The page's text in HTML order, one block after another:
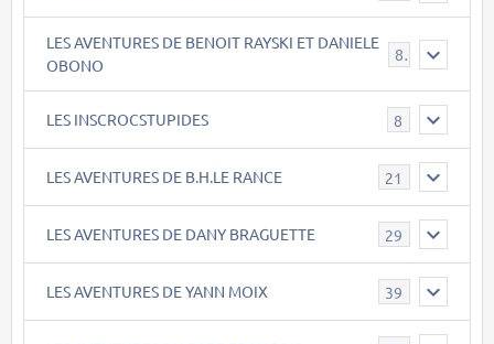
LES AVENTURES DE BENOIT RAYSKI ET DANIELE
OBONO
8
LES INSCROCSTUPIDES 8
LES AVENTURES DE B.H.LE RANCE 21
LES AVENTURES DE DANY BRAGUETTE 29
LES AVENTURES DE YANN MOIX 39